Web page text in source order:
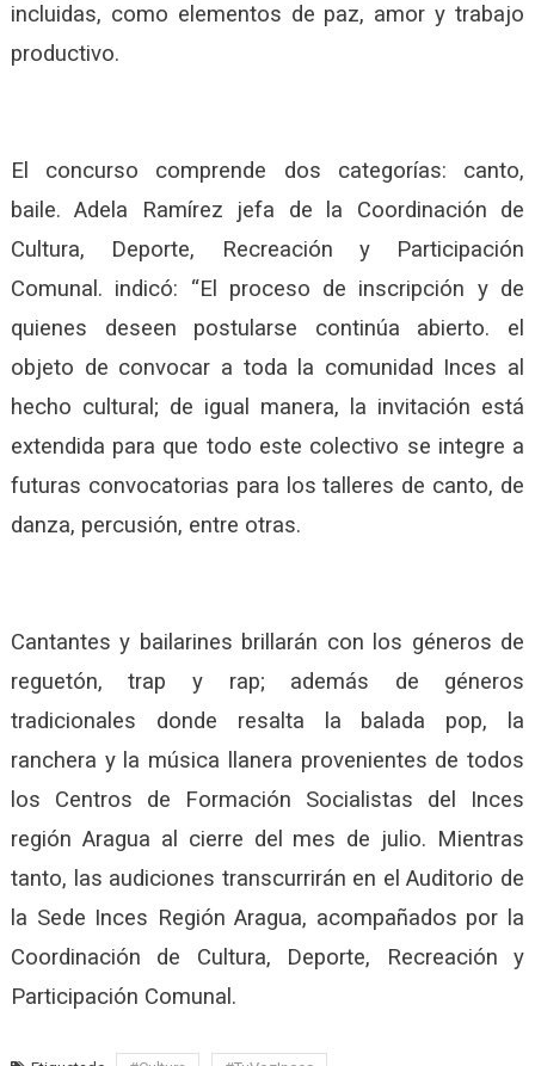
incluidas, como elementos de paz, amor y trabajo
productivo.
El concurso comprende dos categorías: canto,
baile. Adela Ramírez jefa de la Coordinación de
Cultura, Deporte, Recreación y Participación
Comunal. indicó: “El proceso de inscripción y de
quienes deseen postularse continúa abierto. el
objeto de convocar a toda la comunidad Inces al
hecho cultural; de igual manera, la invitación está
extendida para que todo este colectivo se integre a
futuras convocatorias para los talleres de canto, de
danza, percusión, entre otras.
Cantantes y bailarines brillarán con los géneros de
reguetón, trap y rap; además de géneros
tradicionales donde resalta la balada pop, la
ranchera y la música llanera provenientes de todos
los Centros de Formación Socialistas del Inces
región Aragua al cierre del mes de julio. Mientras
tanto, las audiciones transcurrirán en el Auditorio de
la Sede Inces Región Aragua, acompañados por la
Coordinación de Cultura, Deporte, Recreación y
Participación Comunal.